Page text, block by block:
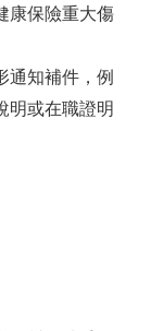
康保險重大傷
通知補件，例
明或在職證明